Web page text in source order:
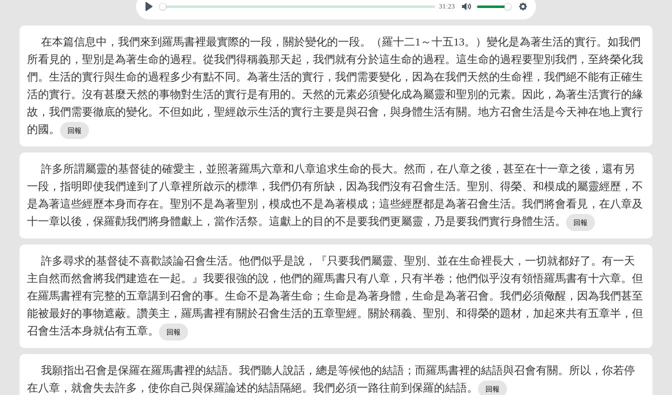
31:23
在本篇信息中，我們來到羅馬書裡最實際的一段，關於變化的一段。（羅十二1～十五13。）變化是為著生活的實行。如我們
所看見的，聖別是為著生命的過程。從我們得稱義那天起，我們就有分於這生命的過程。這生命的過程要聖別我們，至終榮化我
們。生活的實行與生命的過程多少有點不同。為著生活的實行，我們需要變化，因為在我們天然的生命裡，我們絕不能有正確生
活的實行。沒有甚麼天然的事物對生活的實行是有用的。天然的元素必須變化成為屬靈和聖別的元素。因此，為著生活實行的緣
故，我們需要徹底的變化。不但如此，聖經啟示生活的實行主要是與召會，與身體生活有關。地方召會生活是今天神在地上實行
的國。
許多所謂屬靈的基督徒的確愛主，並照著羅馬六章和八章追求生命的長大。然而，在八章之後，甚至在十一章之後，還有另
一段，指明即使我們達到了八章裡所啟示的標準，我們仍有所缺，因為我們沒有召會生活。聖別、得榮、和模成的屬靈經歷，不
是為著這些經歷本身而存在。聖別不是為著聖別，模成也不是為著模成；這些經歷都是為著召會生活。我們將會看見，在八章及
十一章以後，保羅勸我們將身體獻上，當作活祭。這獻上的目的不是要我們更屬靈，乃是要我們實行身體生活。
許多尋求的基督徒不喜歡談論召會生活。他們似乎是說，『只要我們屬靈、聖別、並在生命裡長大，一切就都好了。有一天
主自然而然會將我們建造在一起。』我要很強的說，他們的羅馬書只有八章，只有半卷；他們似乎沒有領悟羅馬書有十六章。但
在羅馬書裡有完整的五章講到召會的事。生命不是為著生命；生命是為著身體，生命是為著召會。我們必須儆醒，因為我們甚至
能被最好的事物遮蔽。讚美主，羅馬書裡有關於召會生活的五章聖經。關於稱義、聖別、和得榮的題材，加起來共有五章半，但
召會生活本身就佔有五章。
我願指出召會是保羅在羅馬書裡的結語。我們聽人說話，總是等候他的結語；而羅馬書裡的結語與召會有關。所以，你若停
在八章，就會失去許多，使你自己與保羅論述的結語隔絕。我們必須一路往前到保羅的結語。